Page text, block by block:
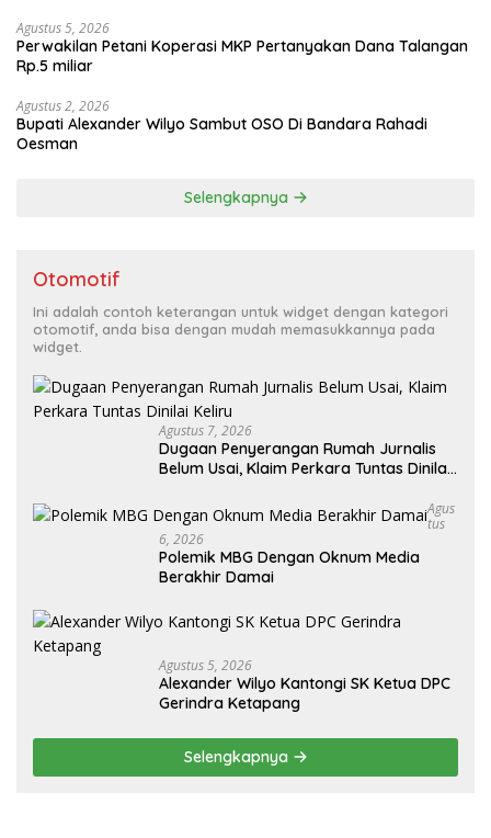
Agustus 5, 2026
Perwakilan Petani Koperasi MKP Pertanyakan Dana Talangan
Rp.5 miliar
Agustus 2, 2026
Bupati Alexander Wilyo Sambut OSO Di Bandara Rahadi
Oesman
Selengkapnya
Otomotif
Ini adalah contoh keterangan untuk widget dengan kategori
otomotif, anda bisa dengan mudah memasukkannya pada
widget.
Agustus 7, 2026
Dugaan Penyerangan Rumah Jurnalis
Belum Usai, Klaim Perkara Tuntas Dinilai
Agus
Tus
6, 2026
Polemik MBG Dengan Oknum Media
Berakhir Damai
Agustus 5, 2026
Alexander Wilyo Kantongi SK Ketua DPC
Gerindra Ketapang
Selengkapnya